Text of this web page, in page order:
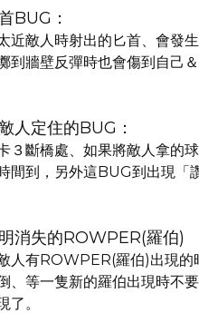
BUG：
近敵人時射出的匕首、會發
到牆壁反彈時也會傷到自己＆
人定住的BUG：
３斷橋處、如果將敵人拿的
間到，另外這BUG到出現「
消失的ROWPER(羅伯)
人有ROWPER(羅伯)出現的
、等一隻新的羅伯出現時不
了。